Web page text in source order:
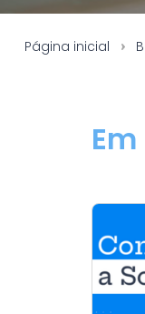
Página inicial